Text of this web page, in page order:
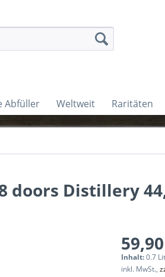
Abfüller Weltweit Raritäten
doors Distillery
Inhalt:0.7
inkl. MwSt.,